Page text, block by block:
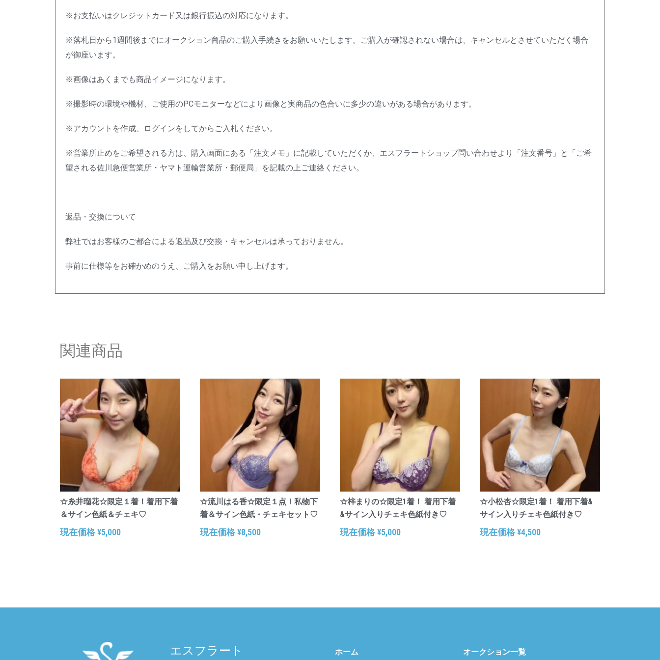
※お支払いはクレジットカード又は銀行振込の対応になります。
※落札日から1週間後までにオークション商品のご購入手続きをお願いいたします。ご購入が確認されない場合は、キャンセルとさせていただく場合
が御座います。
※画像はあくまでも商品イメージになります。
※撮影時の環境や機材、ご使用のPCモニターなどにより画像と実商品の色合いに多少の違いがある場合があります。
※アカウントを作成、ログインをしてからご入札ください。
※営業所止めをご希望される方は、購入画面にある「注文メモ」に記載していただくか、エスフラートショップ問い合わせより「注文番号」と「ご希
望される佐川急便営業所・ヤマト運輸営業所・郵便局」を記載の上ご連絡ください。
返品・交換について
弊社ではお客様のご都合による返品及び交換・キャンセルは承っておりません。
事前に仕様等をお確かめのうえ、ご購入をお願い申し上げます。
関連商品
☆糸井瑠花☆限定１着！着用下着
＆サイン色紙＆チェキ♡
現在価格¥5,000
☆流川はる香☆限定１点！私物下
着＆サイン色紙・チェキセット♡
現在価格¥8,500
☆梓まりの☆限定1着！ 着用下着
&サイン入りチェキ色紙付き♡
現在価格¥5,000
☆小松杏☆限定1着！ 着用下着&
サイン入りチェキ色紙付き♡
現在価格¥4,500
エスフラート ホーム オークション一覧